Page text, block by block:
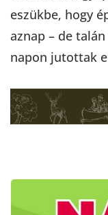
eszükbe, hogy
aznap – de
napon jutottak